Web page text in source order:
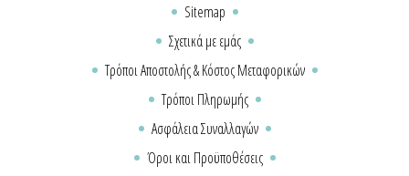
Sitemap
Σχετικά με εμάς
Τρόποι Αποστολής & Κόστος Μεταφορικών
Τρόποι Πληρωμής
Ασφάλεια Συναλλαγών
Όροι και Προϋποθέσεις